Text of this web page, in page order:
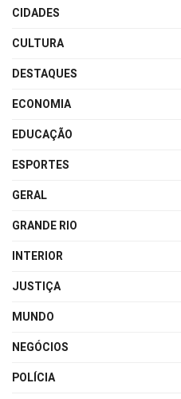
CIDADES
CULTURA
DESTAQUES
ECONOMIA
EDUCAÇÃO
ESPORTES
GERAL
GRANDE RIO
INTERIOR
JUSTIÇA
MUNDO
NEGÓCIOS
POLÍCIA